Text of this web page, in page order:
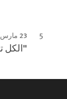
23 مارس/آذار 2022
"الكل